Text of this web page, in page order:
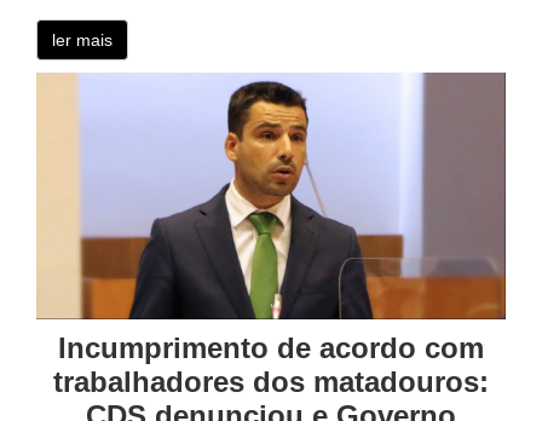
ler mais
Incumprimento de acordo com
trabalhadores dos matadouros: